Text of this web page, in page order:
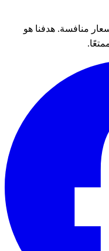
منافسة. هدفنا هو